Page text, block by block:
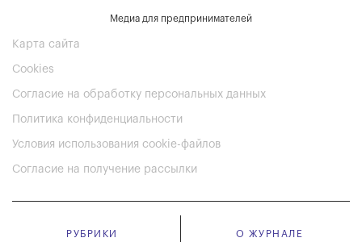
Медиа для предпринимателей
Карта сайта
Cookies
Согласие на обработку персональных данных
Политика конфиденциальности
Условия использования cookie-файлов
Согласие на получение рассылки
РУБРИКИ О ЖУРНАЛЕ